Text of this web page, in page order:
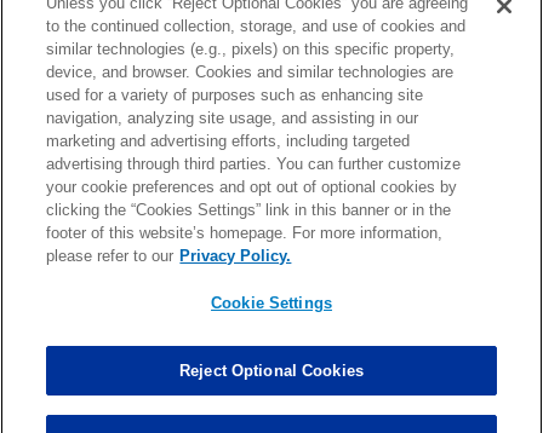
画像
チーム 順位表
選手成績 About NFL
More NFL 特集
TOP お問い合わせ
プライバシーポリシー プライバシー設定
Copyright © LY Corporation. All Rights Reserved.
PHOTO BY AP Images / PHOTO BY Getty Images
to the continued collection, storage, and use of cookies and
similar technologies (e.g., pixels) on this specific property,
device, and browser. Cookies and similar technologies are
used for a variety of purposes such as enhancing site
navigation, analyzing site usage, and assisting in our
marketing and advertising efforts, including targeted
advertising through third parties. You can further customize
your cookie preferences and opt out of optional cookies by
clicking the “Cookies Settings” link in this banner or in the
footer of this website’s homepage. For more information,
please refer to our Privacy Policy.
Cookie Settings
Reject Optional Cookies